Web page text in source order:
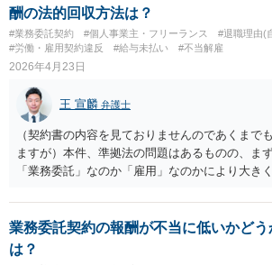
酬の法的回収方法は？
#業務委託契約 #個人事業主・フリーランス
#退職理由(
#労働・雇用契約違反
#給与未払い #不当解雇
2026年4月23日
王 宣麟 弁護士
（契約書の内容を見ておりませんのであくまで
ますが）本件、準拠法の問題はあるものの、ま
「業務委託」なのか「雇用」なのかにより大き
な執行の実現の観点から日本で訴訟提起をして
地国の弁護士を使って訴訟提起をする等を別途
うに思われます。
業務委託契約の報酬が不当に低いかど
は？